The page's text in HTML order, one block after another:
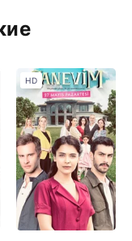
HD